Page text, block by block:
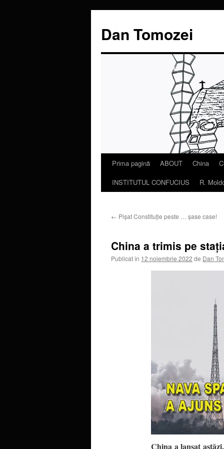
Dan Tomozei
SariPrima pagină ABOUT China
INSTITUTUL CONFUCIUS
R.
← Pișat Constituție peste … șase case!
China a trimis pe
Publicat în 12 noiembrie 2022 de Dan
China a lansat